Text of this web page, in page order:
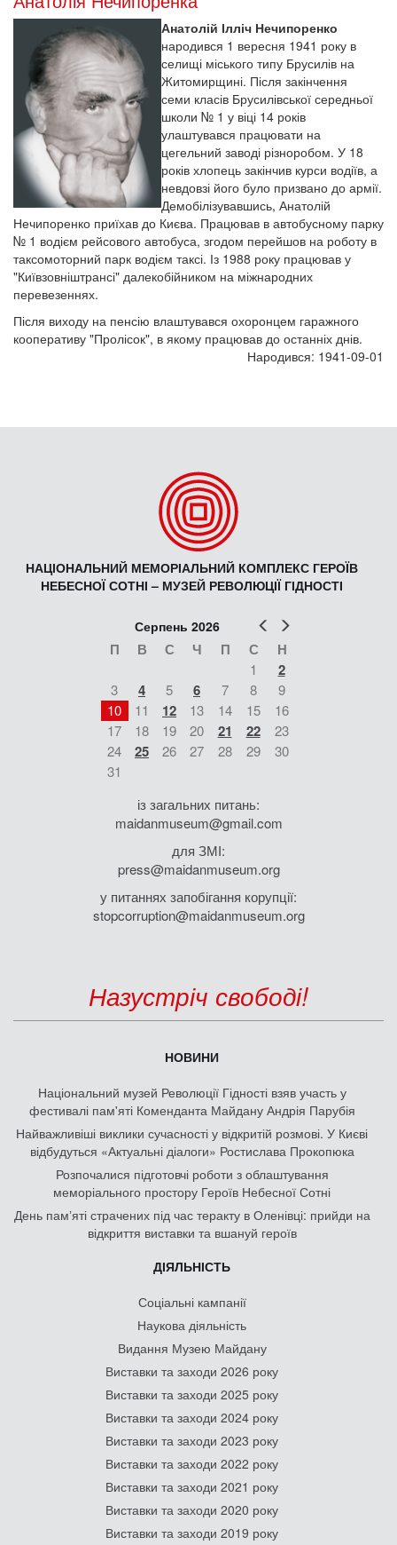
Анатолій Ілліч Нечипоренко
народився 1 вересня 1941 року в
селищі міського типу Брусилів на
Житомирщині. Після закінчення
семи класів Брусилівської середньої
школи № 1 у віці 14 років
улаштувався працювати на
цегельний заводі різноробом. У 18
років хлопець закінчив курси водіїв, а
невдовзі його було призвано до армії.
Демобілізувавшись, Анатолій
Нечипоренко приїхав до Києва. Працював в автобусному парку
№ 1 водієм рейсового автобуса, згодом перейшов на роботу в
таксомоторний парк водієм таксі. Із 1988 року працював у
"Київзовніштрансі" далекобійником на міжнародних
перевезеннях.
Після виходу на пенсію влаштувався охоронцем гаражного
кооперативу "Пролісок", в якому працював до останніх днів.
Народився: 1941-09-01
НАЦІОНАЛЬНИЙ МЕМОРІАЛЬНИЙ КОМПЛЕКС ГЕРОЇВ
НЕБЕСНОЇ СОТНІ – МУЗЕЙ РЕВОЛЮЦІЇ ГІДНОСТІ
Попер
Серпень 2026
П В С Ч П С Н
1 2
3 4 5 6 7 8
9
10
11 12 13 14 15
16
17
18 19 20 21 22
23
24
25 26 27 28 29
30
31
із загальних питань:
maidanmuseum@gmail.com
для ЗМІ:
press@maidanmuseum.org
у питаннях запобігання корупції:
stopcorruption@maidanmuseum.org
Назустріч свободі!
НОВИНИ
Національний музей Революції Гідності взяв участь у
фестивалі пам'яті Коменданта Майдану Андрія Парубія
Найважливіші виклики сучасності у відкритій розмові. У Києві
відбудуться «Актуальні діалоги» Ростислава Прокопюка
Розпочалися підготовчі роботи з облаштування
меморіального простору Героїв Небесної Сотні
День памʼяті страчених під час теракту в Оленівці: прийди на
відкриття виставки та вшануй героїв
ДІЯЛЬНІСТЬ
Соціальні кампанії
Наукова діяльність
Видання Музею Майдану
Виставки та заходи 2026 року
Виставки та заходи 2025 року
Виставки та заходи 2024 року
Виставки та заходи 2023 року
Виставки та заходи 2022 року
Виставки та заходи 2021 року
Виставки та заходи 2020 року
Виставки та заходи 2019 року